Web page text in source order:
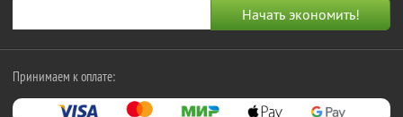
Принимаем к оплате: